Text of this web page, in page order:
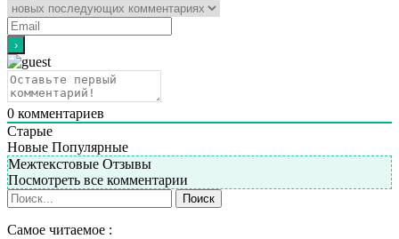
0 комментариев
Старые
Новые Популярные
Межтекстовые Отзывы
Посмотреть все комментарии
Самое читаемое :